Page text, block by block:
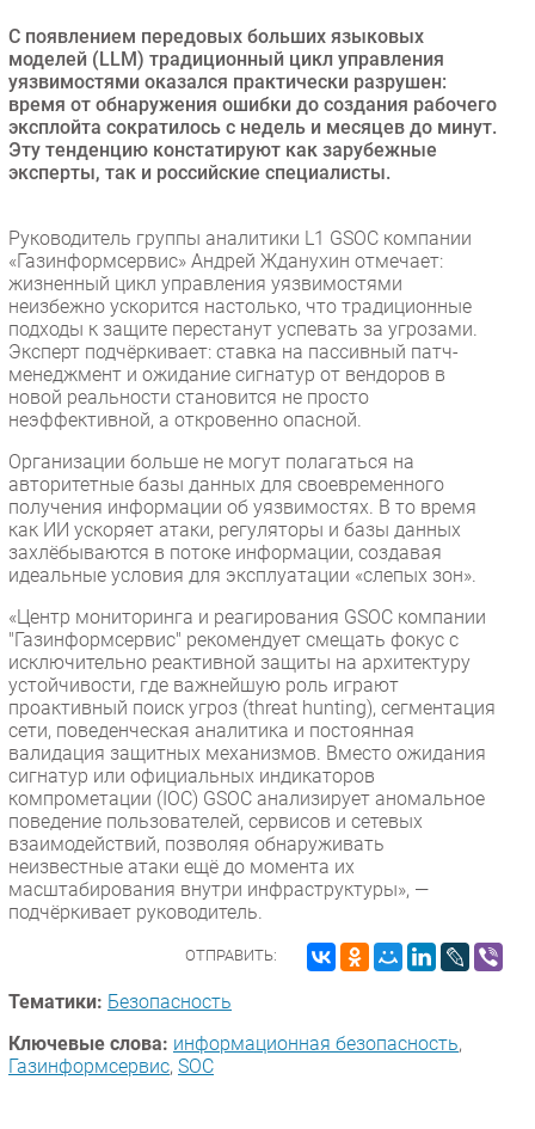
Безопасность
Инновации
CIO/Управление ИТ
Гаджеты
Здоровье
РАЗДЕЛЫ
Новости
Аналитика
Интервью
Мероприятия
Проекты
Тестовый стенд
Каталог компаний
С появлением передовых больших языковых
моделей (LLM) традиционный цикл управления
уязвимостями оказался практически разрушен:
время от обнаружения ошибки до создания рабочего
эксплойта сократилось с недель и месяцев до минут.
Эту тенденцию констатируют как зарубежные
эксперты, так и российские специалисты.
Руководитель группы аналитики L1 GSOC компании
«Газинформсервис» Андрей Жданухин отмечает:
жизненный цикл управления уязвимостями
неизбежно ускорится настолько, что традиционные
подходы к защите перестанут успевать за угрозами.
Эксперт подчёркивает: ставка на пассивный патч-
менеджмент и ожидание сигнатур от вендоров в
новой реальности становится не просто
неэффективной, а откровенно опасной.
Организации больше не могут полагаться на
авторитетные базы данных для своевременного
получения информации об уязвимостях. В то время
как ИИ ускоряет атаки, регуляторы и базы данных
захлёбываются в потоке информации, создавая
идеальные условия для эксплуатации «слепых зон».
«Центр мониторинга и реагирования GSOC компании
"Газинформсервис" рекомендует смещать фокус с
исключительно реактивной защиты на архитектуру
устойчивости, где важнейшую роль играют
проактивный поиск угроз (threat hunting), сегментация
сети, поведенческая аналитика и постоянная
валидация защитных механизмов. Вместо ожидания
сигнатур или официальных индикаторов
компрометации (IOC) GSOC анализирует аномальное
поведение пользователей, сервисов и сетевых
взаимодействий, позволяя обнаруживать
неизвестные атаки ещё до момента их
масштабирования внутри инфраструктуры», —
подчёркивает руководитель.
ОТПРАВИТЬ:
Тематики: Безопасность
Ключевые слова: информационная безопасность,
Газинформсервис, SOC